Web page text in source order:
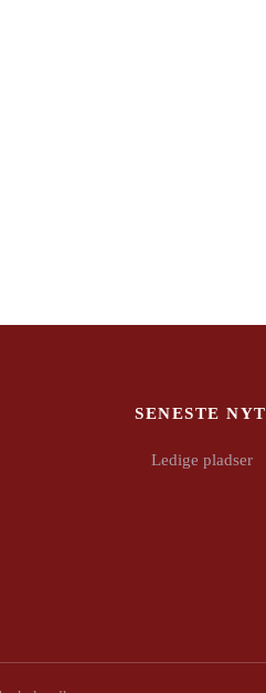
SENESTE NYT
Ledige pladser